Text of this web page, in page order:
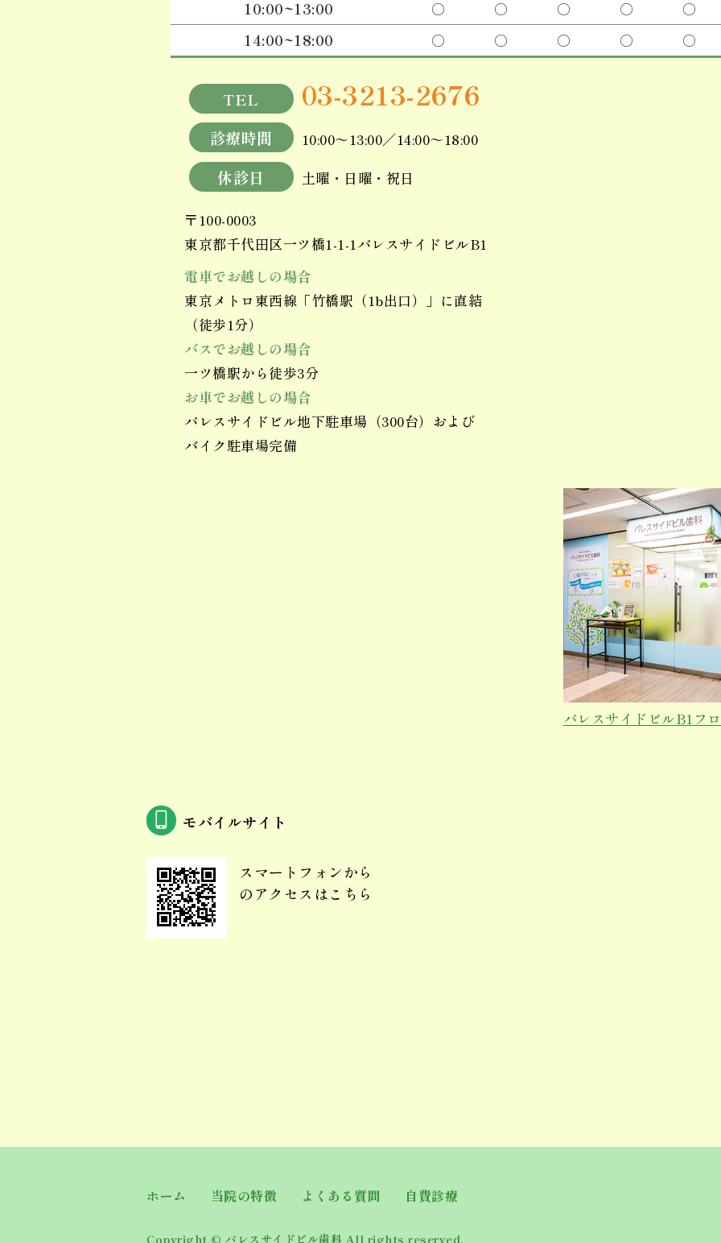
10:00~13:00
○ ○ ○ ○ ○
14:00~18:00
○ ○ ○ ○ ○
TEL 03-3213-2676
診療時間 10:00～13:00／14:00～18:00
休診日 土曜・日曜・祝日
〒100-0003
東京都千代田区一ツ橋1-1-1パレスサイドビルB1
電車でお越しの場合
東京メトロ東西線「竹橋駅（1b出口）」に直結
（徒歩1分）
バスでお越しの場合
一ツ橋駅から徒歩3分
お車でお越しの場合
パレスサイドビル地下駐車場（300台）および
バイク駐車場完備
パレスサイドビルB1フ
モバイルサイト
スマートフォンから
のアクセスはこちら
ホーム 当院の特徴 よくある質問 自費診療
Copyright © パレスサイドビル歯科 All rights reserved.